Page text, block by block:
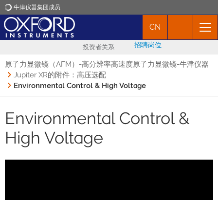
牛津仪器集团成员
产品
新闻
CN
投资者关系 招聘岗位
原子力显微镜（AFM）-高分辨率高速度原子力显微镜-牛津仪器
Jupiter XR的附件：高压选配
Environmental Control & High Voltage​
Environmental Control &
High Voltage​